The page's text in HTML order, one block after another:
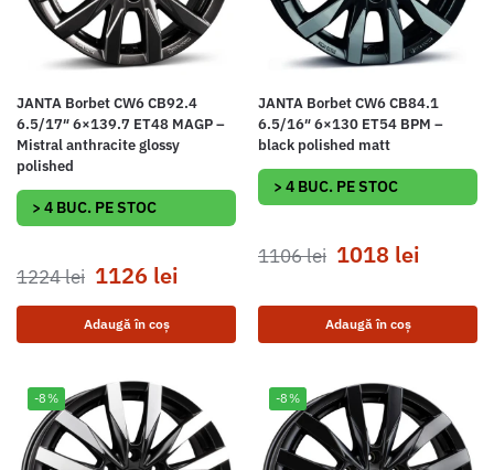
JANTA Borbet CW6 CB92.4
6.5/17″ 6×139.7 ET48 MAGP –
Mistral anthracite glossy
polished
> 4 BUC. PE STOC
1224lei 1126 lei
Adaugă în coș
JANTA Borbet CW6 CB84.1
6.5/16″ 6×130 ET54 BPM –
black polished matt
> 4 BUC. PE STOC
1106lei 1018 lei
Adaugă în coș
-8% -8%